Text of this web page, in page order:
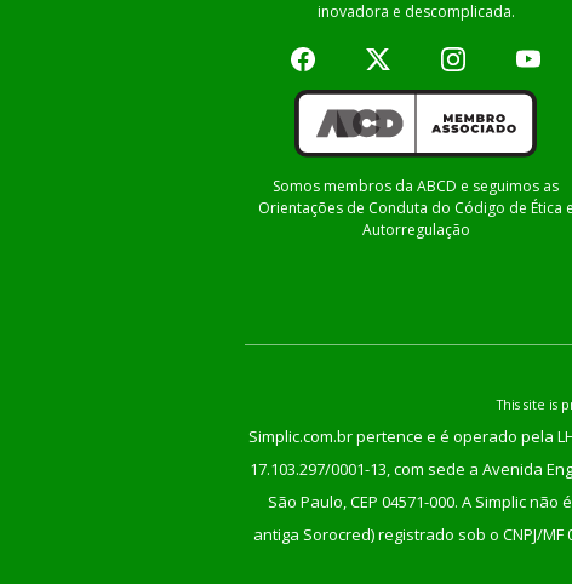
inovadora e descomplicada.
Somos membros da ABCD e seguimos as
Orientações de Conduta do Código de Ética e
Autorregulação
This site is
Simplic.com.br pertence e é operado pela
17.103.297/0001-13, com sede a Avenida
São Paulo, CEP 04571-000. A Simplic
antiga Sorocred) registrado sob o CNPJ/